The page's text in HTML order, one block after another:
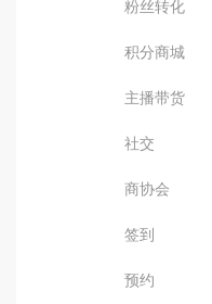
粉丝转化
积分商城
主播带货
社交
商协会
签到
预约